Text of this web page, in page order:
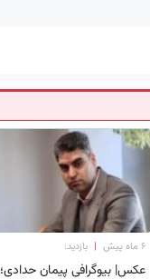
۶ ماه پیش | بازدید:
عکس| بیوگرافی پیمان حدادی؛